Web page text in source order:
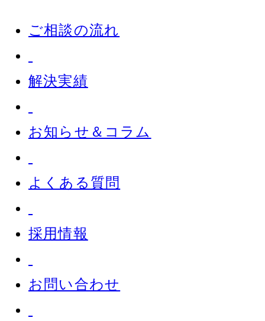
ご相談の流れ
解決実績
お知らせ＆コラム
よくある質問
採用情報
お問い合わせ